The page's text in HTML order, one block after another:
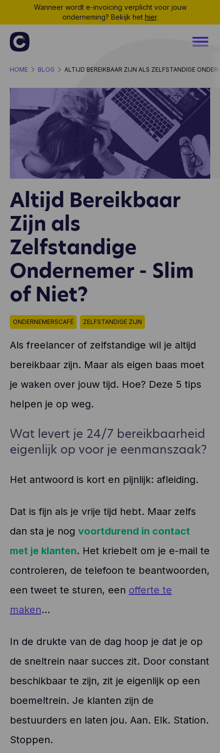
Wanneer wordt e-invoicing verplicht voor jouw
onderneming? Bekijk het hier.
HOME BLOG ALTIJD BEREIKBAAR ZIJN ALS ZELFSTANDIGE
Altijd Bereikbaar
Zijn als
Zelfstandige
Ondernemer - Slim
of Niet?
ONDERNEMERSCAFÉ ZELFSTANDIGE ZIJN
Als freelancer of zelfstandige wil je altijd
bereikbaar zijn. Maar als eigen baas moet
je waken over jouw tijd. Hoe? Deze 5 tips
helpen je op weg.
Wat levert je 24/7 bereikbaarheid
eigenlijk op voor je eenmanszaak?
Het antwoord is kort en pijnlijk: afleiding.
Dat is fijn als je vrije tijd hebt. Maar zelfs
dan sta je nog voortdurend in contact
met je klanten. Het kriebelt om je e-mail te
controleren, de telefoon te beantwoorden,
een tweet te sturen, een offerte te
maken...
In de drukte van de dag hoop je dat je op
de sneltrein naar succes zit. Door constant
beschikbaar te zijn, zit je eigenlijk op een
boemeltrein. Je klanten zijn de
bestuurders en laten jou. Aan. Elk. Station.
Stoppen.